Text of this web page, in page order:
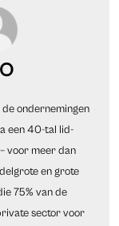
de ondernemingen
een 40-tal lid-
voor meer dan
en grote
75% van de
sector voor